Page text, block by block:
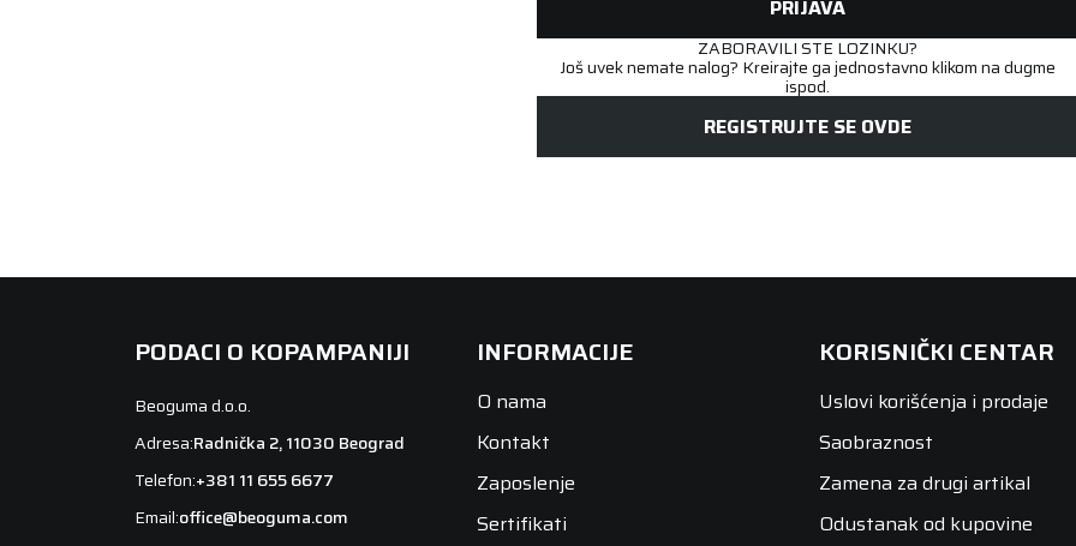
PRIJAVA
ZABORAVILI STE LOZINKU?
Još uvek nemate nalog? Kreirajte ga jednostavno klikom na dugme
ispod.
REGISTRUJTE SE OVDE
PODACI O KOPAMPANIJI
Beoguma d.o.o.
Adresa:Radnička 2, 11030 Beograd
Telefon:+381 11 655 6677
Email:office@beoguma.com
INFORMACIJE
O nama
Kontakt
Zaposlenje
Sertifikati
KORISNIČKI CENTAR
Uslovi korišćenja i prodaje
Saobraznost
Zamena za drugi artikal
Odustanak od kupovine